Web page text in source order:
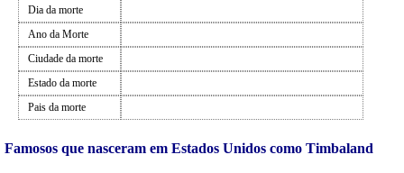
Dia da morte
Ano da Morte
Ciudade da morte
Estado da morte
Pais da morte
Famosos que nasceram em Estados Unidos como Timbaland